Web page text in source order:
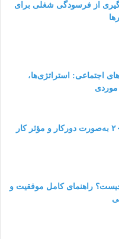
این کارها نیز ارائۀ
باید بدانیم که
دارند. با این حال
کوتاه و طولانی.
دارند. بنابراین
از فرسودگی شغلی برای
اجتماعی: استراتژی‌ها،
موردی
چگونه در سال ۲۰۲۶ به‌صورت دورکار و مؤثر کار
راهنمای کامل موفقیت و